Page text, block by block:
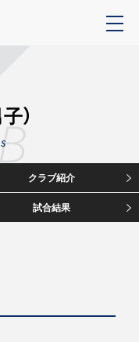
）
クラブ紹介
試合結果